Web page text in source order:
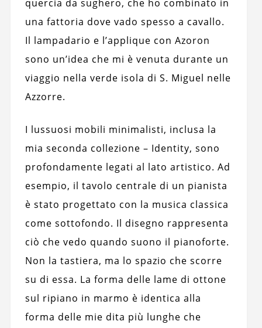
quercia da sughero, che ho combinato in
una fattoria dove vado spesso a cavallo.
Il lampadario e l’applique con Azoron
sono un’idea che mi è venuta durante un
viaggio nella verde isola di S. Miguel nelle
Azzorre.
I lussuosi mobili minimalisti, inclusa la
mia seconda collezione – Identity, sono
profondamente legati al lato artistico. Ad
esempio, il tavolo centrale di un pianista
è stato progettato con la musica classica
come sottofondo. Il disegno rappresenta
ciò che vedo quando suono il pianoforte.
Non la tastiera, ma lo spazio che scorre
su di essa. La forma delle lame di ottone
sul ripiano in marmo è identica alla
forma delle mie dita più lunghe che